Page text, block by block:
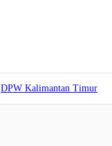
DPW Kalimantan Timur